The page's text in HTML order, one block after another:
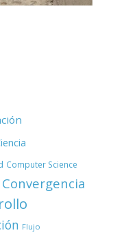
Computer Science
Convergencia
Flujo